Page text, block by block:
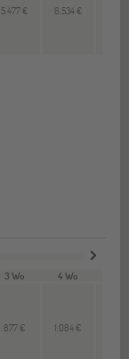
5.477 € 6.534 €
3 Wo 4 Wo
877 € 1.084 €